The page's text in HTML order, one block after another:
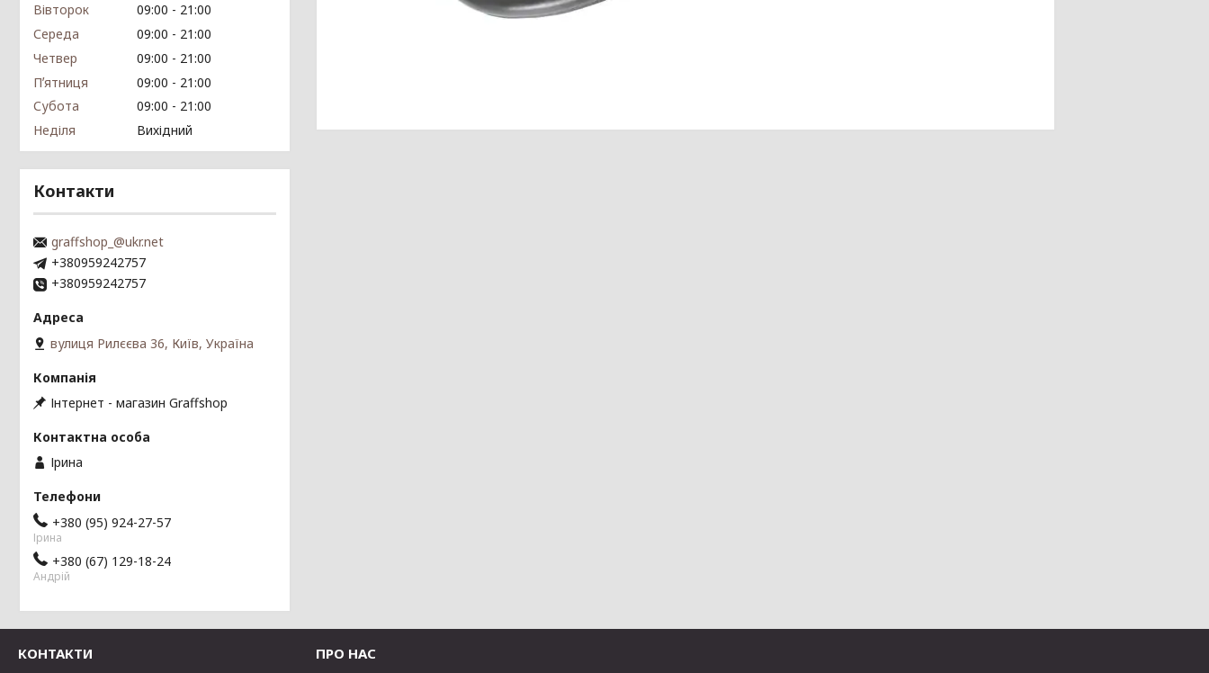
Вівторок
09:00
21:00
Середа
09:00
21:00
Четвер
09:00
21:00
Пʼятниця
09:00
21:00
Субота
09:00
21:00
Неділя
Вихідний
Контакти
graffshop_@ukr.net
+380959242757
+380959242757
вулиця Рилєєва 36, Київ, Україна
Інтернет - магазин Graffshop
Ірина
+380 (95) 924-27-57
Ірина
+380 (67) 129-18-24
Андрій
КОНТАКТИ ПРО НАС